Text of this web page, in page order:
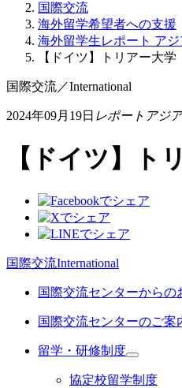
国際交流
海外留学希望者への支援
海外留学生レポート ア
【ドイツ】トリアー大学
国際交流／International
2024年09月19日 レポートアジ
【ドイツ】ト
国際交流International
国際交流センターからの
国際交流センターのご案
留学・研修制度
協定校留学制度